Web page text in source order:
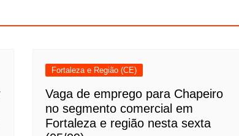
Fortaleza e Região (CE)
Vaga de emprego para Chapeiro
no segmento comercial em
Fortaleza e região nesta sexta